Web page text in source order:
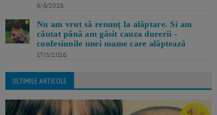
9/6/2026
Nu am vrut să renunț la alăptare. Si am
căutat până am găsit cauza durerii -
confesiunile unei mame care alăptează
27/3/2026
ULTIMILE ARTICOLE